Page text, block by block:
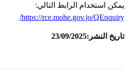
يمكن استخدام الرابط التالي:
https://rce.mohe.gov.jo/QEnquiry/
تاريخ النشر:23/09/2025